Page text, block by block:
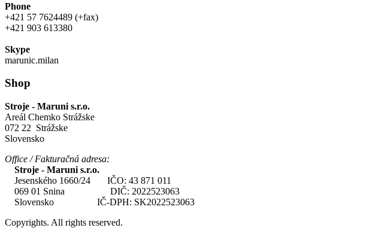
Phone
+421 57 7624489 (+fax)
+421 903 613380
Skype
marunic.milan
Shop
Stroje - Maruni s.r.o.
Areál Chemko Strážske
072 22 Strážske
Slovensko
Office / Fakturačná adresa:
Stroje - Maruni s.r.o.
Jesenského 1660/24 IČO: 43 871 011
069 01 Snina DIČ: 2022523063
Slovensko IČ-DPH: SK2022523063
Copyrights. All rights reserved.